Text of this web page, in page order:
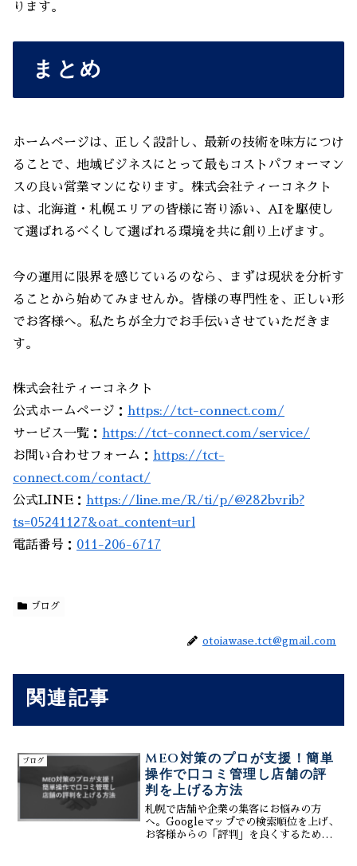
ります。
まとめ
ホームページは、正しく設計し、最新の技術を味方につけ
ることで、地域ビジネスにとって最もコストパフォーマン
スの良い営業マンになります。株式会社ティーコネクト
は、北海道・札幌エリアの皆様に寄り添い、AIを駆使し
て選ばれるべくして選ばれる環境を共に創り上げます。
今の運用に限界を感じているのなら、まずは現状を分析す
ることから始めてみませんか。皆様の専門性を、正しい形
でお客様へ。私たちが全力でお手伝いさせていただきま
す。
株式会社ティーコネクト
公式ホームページ： https://tct-connect.com/
サービス一覧： https://tct-connect.com/service/
お問い合わせフォーム： https://tct-
connect.com/contact/
公式LINE： https://line.me/R/ti/p/@282bvrib?
ts=05241127&oat_content=url
電話番号： 011-206-6717
ブログ
otoiawase.tct@gmail.com
関連記事
ブログ
MEO対策のプロが支援！簡単
操作で口コミ管理し店舗の評
判を上げる方法
札幌で店舗や企業の集客にお悩みの方
へ。Googleマップでの検索順位を上げ、
お客様からの「評判」を良くするために